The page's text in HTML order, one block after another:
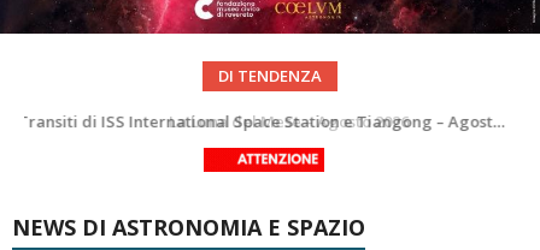
DI TENDENZA
La Luna del Mese – Agosto 2026
Le costellazioni di Agosto 2026: Delfino
NEWS DI ASTRONOMIA E SPAZIO